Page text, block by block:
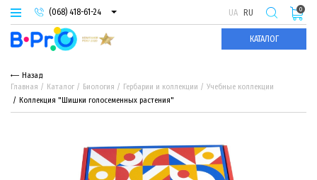
(068) 418-61-24
(093) 974-66-94
(095) 987-29-55
UA RU
КАТАЛОГ
0
Назад
Главная
Каталог Биология Гербарии и коллекции
Учебные коллекции
Коллекция "Шишки голосеменных растения"